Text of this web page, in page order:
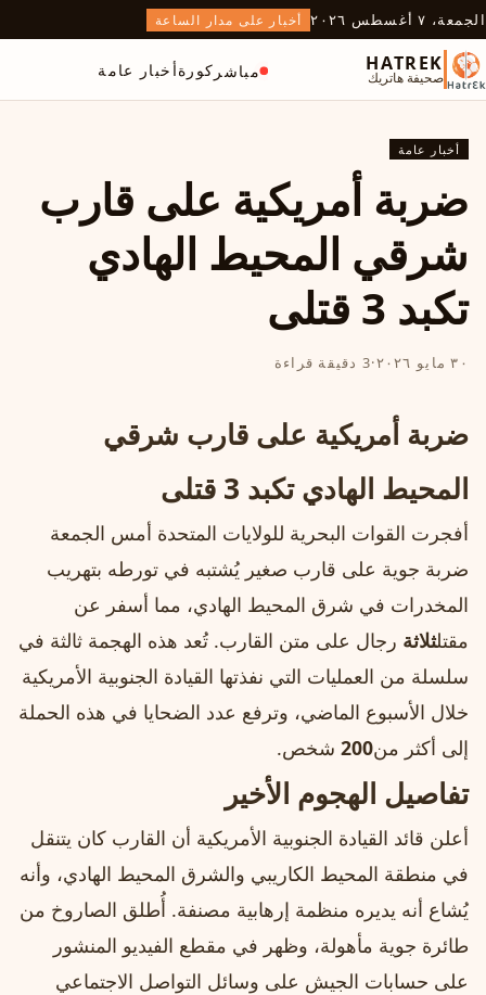
الجمعة، ٧ أغسطس ٢٠٢٦ أخبار على مدار الساعة
HATREK
صحيفة هاتريك مباشر كورةأخبار عامة
أخبار عامة
ضربة أمريكية على قارب
شرقي المحيط الهادي
تكبد 3 قتلى
٣٠ مايو ٢٠٢٦ ·3 دقيقة قراءة
ضربة أمريكية على قارب شرقي
المحيط الهادي تكبد 3 قتلى
أفجرت القوات البحرية للولايات المتحدة أمس الجمعة
ضربة جوية على قارب صغير يُشتبه في تورطه بتهريب
المخدرات في شرق المحيط الهادي، مما أسفر عن
مقتلثلاثة رجال على متن القارب. تُعد هذه الهجمة ثالثة في
سلسلة من العمليات التي نفذتها القيادة الجنوبية الأمريكية
خلال الأسبوع الماضي، وترفع عدد الضحايا في هذه الحملة
إلى أكثر من200 شخص.
تفاصيل الهجوم الأخير
أعلن قائد القيادة الجنوبية الأمريكية أن القارب كان يتنقل
في منطقة المحيط الكاريبي والشرق المحيط الهادي، وأنه
يُشاع أنه يديره منظمة إرهابية مصنفة. أُطلق الصاروخ من
طائرة جوية مأهولة، وظهر في مقطع الفيديو المنشور
على حسابات الجيش على وسائل التواصل الاجتماعي